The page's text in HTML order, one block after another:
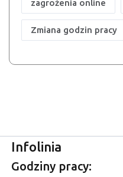
zagrożenia online
Zmiana godzin pracy
Infolinia
Godziny pracy: